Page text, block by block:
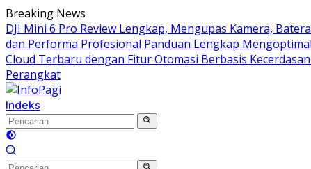
Langsung
ke
konten
Breaking News
DJI Mini 6 Pro Review Lengkap, Mengupas Kamera,
dan Performa Profesional Panduan Lengkap
Cloud Terbaru dengan Fitur Otomasi Berbasis
Perangkat
Indeks